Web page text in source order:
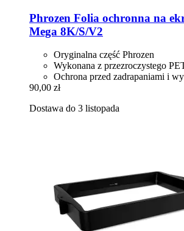
Phrozen Folia ochronna na
Mega 8K/S/V2
Oryginalna część Phrozen
Wykonana z przezroczystego
Ochrona przed zadrapaniami i
90,00 zł
Dostawa do 3 listopada